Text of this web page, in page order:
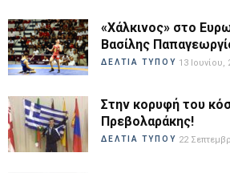
«Χάλκινος» στο
Βασίλης
ΔΕΛΤΙΑ ΤΥΠΟΥ 13 Ιουνίου,
Στην κορυφή του
Πρεβολαράκης!
ΔΕΛΤΙΑ ΤΥΠΟΥ 22